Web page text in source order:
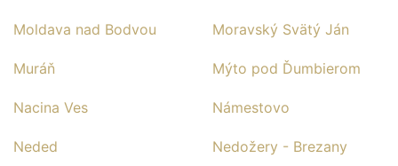
Moldava nad Bodvou Moravský Svätý Ján
Muráň Mýto pod Ďumbierom
Nacina Ves Námestovo
Neded Nedožery - Brezany